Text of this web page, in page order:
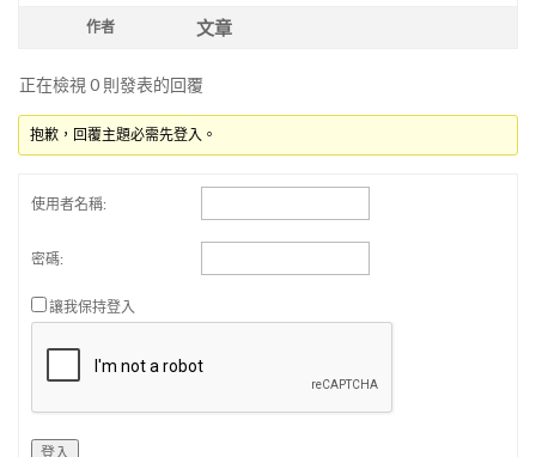
作者 文章
正在檢視 0 則發表的回覆
抱歉，回覆主題必需先登入。
使用者名稱:
密碼:
讓我保持登入
登入